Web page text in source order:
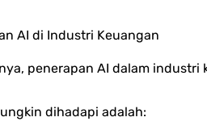
AI di Industri Keuangan
penerapan AI dalam
dihadapi adalah: